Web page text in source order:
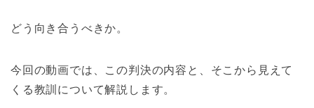
どう向き合うべきか。
今回の動画では、この判決の内容と、そこから見えて
くる教訓について解説します。